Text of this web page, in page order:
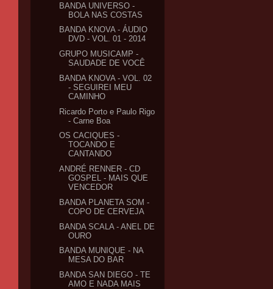
BANDA UNIVERSO -
BOLA NAS COSTAS
BANDA KNOVA - ÁUDIO
DVD - VOL. 01 - 2014
GRUPO MUSICAMP -
SAUDADE DE VOCÊ
BANDA KNOVA - VOL. 02
- SEGUIREI MEU
CAMINHO
Ricardo Porto e Paulo Rigo
- Carne Boa
OS CACIQUES -
TOCANDO E
CANTANDO
ANDRÉ RENNER - CD
GOSPEL - MAIS QUE
VENCEDOR
BANDA PLANETA SOM -
COPO DE CERVEJA
BANDA SCALA - ANEL DE
OURO
BANDA MUNIQUE - NA
MESA DO BAR
BANDA SAN DIEGO - TE
AMO E NADA MAIS